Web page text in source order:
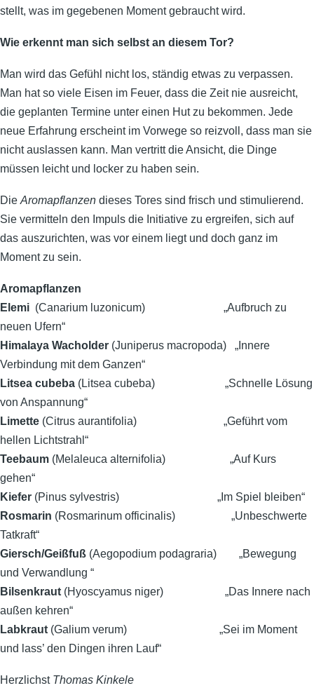
stellt, was im gegebenen Moment gebraucht wird.
Wie erkennt man sich selbst an diesem Tor?
Man wird das Gefühl nicht los, ständig etwas zu verpassen.
Man hat so viele Eisen im Feuer, dass die Zeit nie ausreicht,
die geplanten Termine unter einen Hut zu bekommen. Jede
neue Erfahrung erscheint im Vorwege so reizvoll, dass man sie
nicht auslassen kann. Man vertritt die Ansicht, die Dinge
müssen leicht und locker zu haben sein.
Die Aromapflanzen dieses Tores sind frisch und stimulierend.
Sie vermitteln den Impuls die Initiative zu ergreifen, sich auf
das auszurichten, was vor einem liegt und doch ganz im
Moment zu sein.
Aromapflanzen
Elemi (Canarium luzonicum) „Aufbruch zu
neuen Ufern“
Himalaya Wacholder (Juniperus macropoda) „Innere
Verbindung mit dem Ganzen“
Litsea cubeba (Litsea cubeba) „Schnelle Lösung
von Anspannung“
Limette (Citrus aurantifolia) „Geführt vom
hellen Lichtstrahl“
Teebaum (Melaleuca alternifolia) „Auf Kurs
gehen“
Kiefer (Pinus sylvestris) „Im Spiel bleiben“
Rosmarin (Rosmarinum officinalis) „Unbeschwerte
Tatkraft“
Giersch/Geißfuß (Aegopodium podagraria) „Bewegung
und Verwandlung “
Bilsenkraut (Hyoscyamus niger) „Das Innere nach
außen kehren“
Labkraut (Galium verum) „Sei im Moment
und lass’ den Dingen ihren Lauf“
Herzlichst Thomas Kinkele